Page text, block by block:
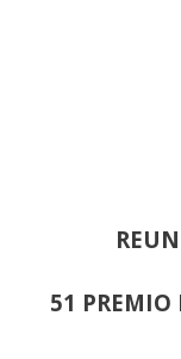
51 PREMIO